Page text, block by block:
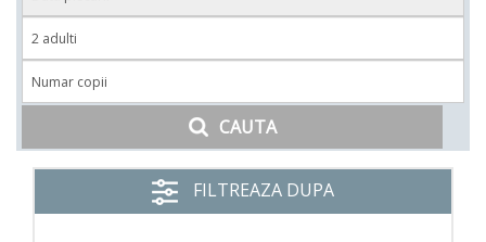
CAUTA
FILTREAZA DUPA